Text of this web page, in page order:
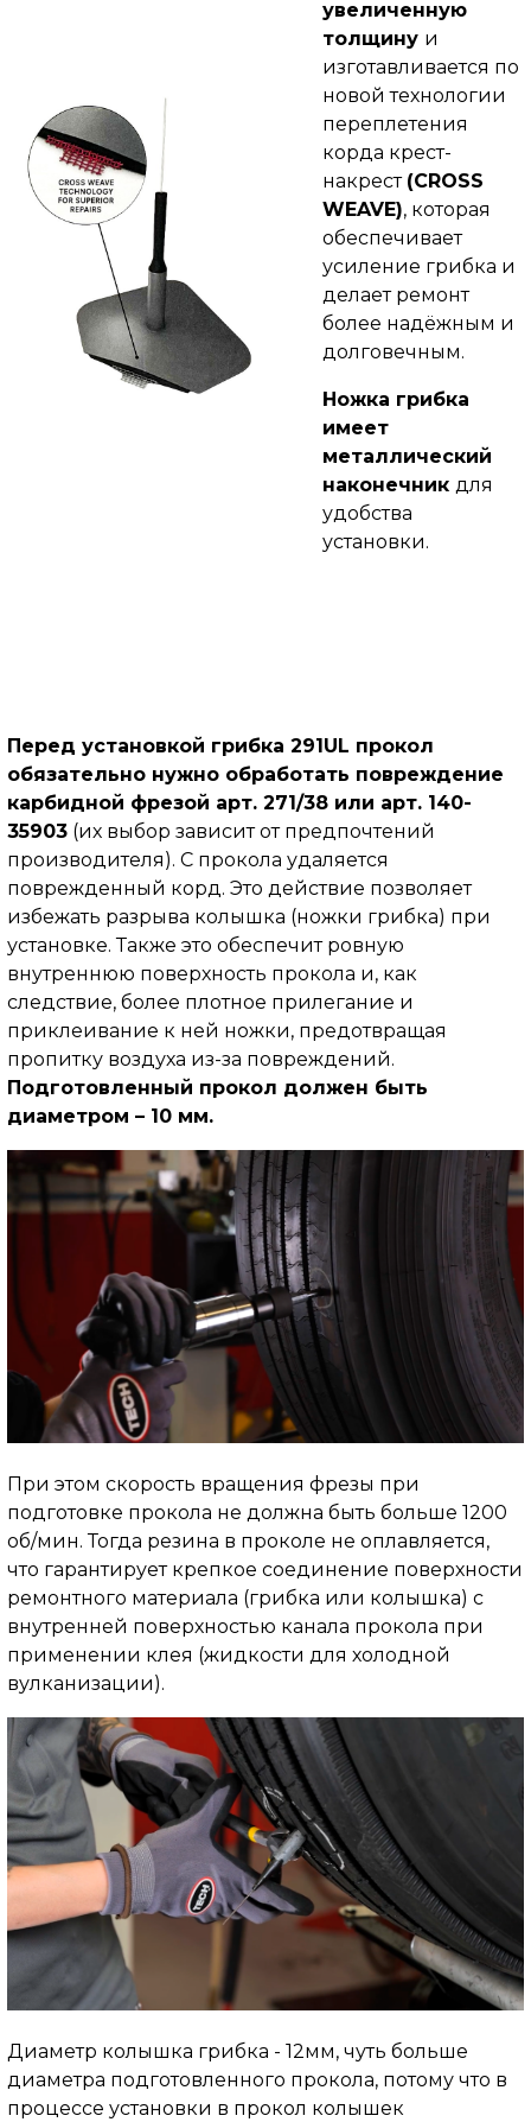
увеличенную
толщину и
изготавливается по
новой технологии
переплетения
корда крест-
накрест (CROSS
WEAVE), которая
обеспечивает
усиление грибка и
делает ремонт
более надёжным и
долговечным.
Ножка грибка
имеет
металлический
наконечник для
удобства
установки.
Перед установкой грибка 291UL прокол
обязательно нужно обработать повреждение
карбидной фрезой арт. 271/38 или арт. 140-
35903(их выбор зависит от предпочтений
производителя). С прокола удаляется
поврежденный корд. Это действие позволяет
избежать разрыва колышка (ножки грибка) при
установке. Также это обеспечит ровную
внутреннюю поверхность прокола и, как
следствие, более плотное прилегание и
приклеивание к ней ножки, предотвращая
пропитку воздуха из-за повреждений.
Подготовленный прокол должен быть
диаметром – 10 мм.
При этом скорость вращения фрезы при
подготовке прокола не должна быть больше 1200
об/мин. Тогда резина в проколе не оплавляется,
что гарантирует крепкое соединение поверхности
ремонтного материала (грибка или колышка) с
внутренней поверхностью канала прокола при
применении клея (жидкости для холодной
вулканизации).
Диаметр колышка грибка - 12мм, чуть больше
диаметра подготовленного прокола, потому что в
процессе установки в прокол колышек